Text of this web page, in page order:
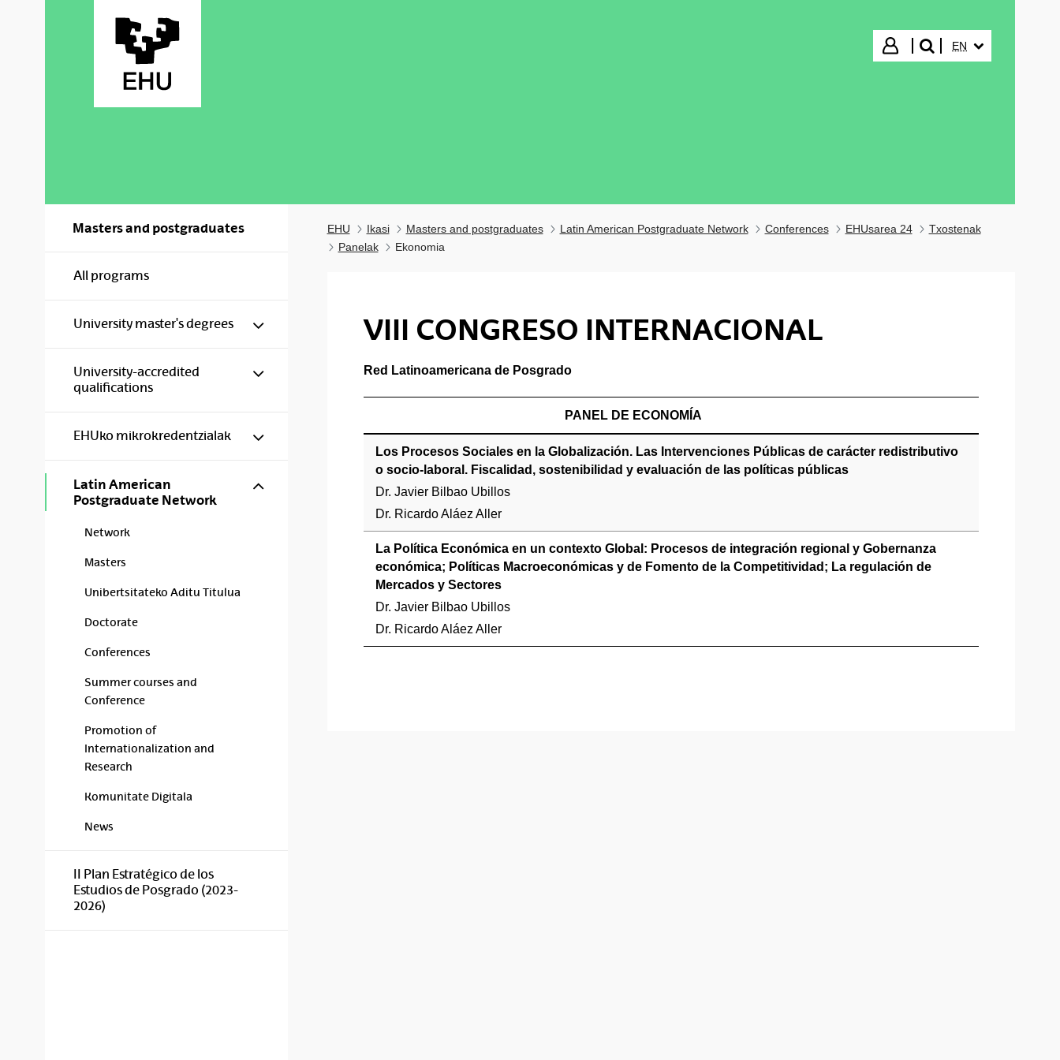
Login
search"
EN
Masters and postgraduates
All programs
University master's degrees Show/hide subpages
University-accredited
qualifications
Show/hide subpages
EHUko mikrokredentzialak Show/hide subpages
Latin American
Postgraduate Network
Show/hide subpages
Network
Masters
Unibertsitateko Aditu Titulua
Doctorate
Conferences
Summer courses and
Conference
Promotion of
Internationalization and
Research
Komunitate Digitala
News
II Plan Estratégico de los
Estudios de Posgrado (2023-
2026)
EHU Ikasi Masters and postgraduates Latin American Postgraduate Network Conferences EHUsarea 24
Txostenak
Panelak
Ekonomia
VIII CONGRESO INTERNACIONAL
Red Latinoamericana de Posgrado
PANEL DE ECONOMÍA
Los Procesos Sociales en la Globalización. Las Intervenciones Públicas de carácter redistributivo
o socio-laboral. Fiscalidad, sostenibilidad y evaluación de las políticas públicas
Dr. Javier Bilbao Ubillos
Dr. Ricardo Aláez Aller
La Política Económica en un contexto Global: Procesos de integración regional y Gobernanza
económica; Políticas Macroeconómicas y de Fomento de la Competitividad; La regulación de
Mercados y Sectores
Dr. Javier Bilbao Ubillos
Dr. Ricardo Aláez Aller